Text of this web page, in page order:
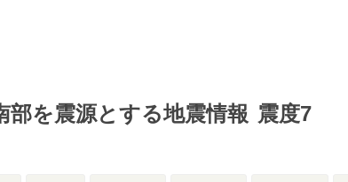
部を震源とする地震情報 震度7